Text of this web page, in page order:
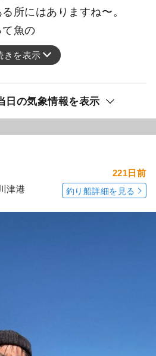
所にはありますね〜。
魚の
きを表示
日の気象情報を表示
津港
221日前
釣り船詳細を見る